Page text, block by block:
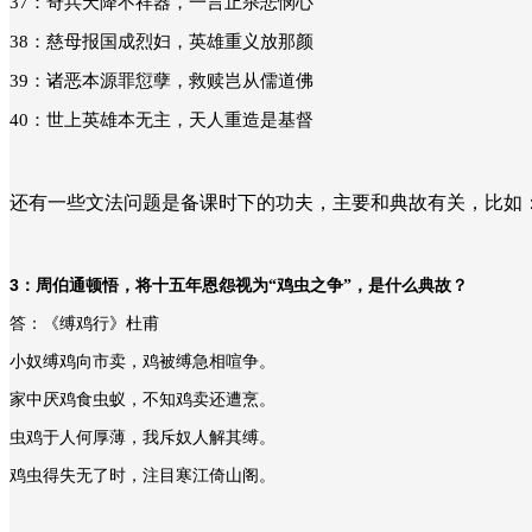
38 ：慈母报国成烈妇，英雄重义放那颜
39 ：诸恶本源罪愆孽，救赎岂从儒道佛
40 ：世上英雄本无主，天人重造是基督
还有一些文法问题是备课时下的功夫，主要和典故有关，比如
3 ：周伯通顿悟，将十五年恩怨视为“鸡虫之争”，是什么典故？
答：《缚鸡行》杜甫
小奴缚鸡向市卖，鸡被缚急相喧争。
家中厌鸡食虫蚁，不知鸡卖还遭烹。
虫鸡于人何厚薄，我斥奴人解其缚。
鸡虫得失无了时，注目寒江倚山阁。